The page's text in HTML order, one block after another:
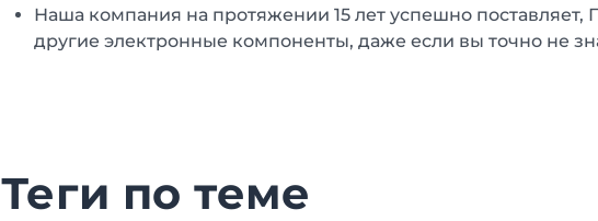
Наша компания на протяжении 15 лет успешно поставляет,
другие электронные компоненты, даже если вы точно не
Теги по теме